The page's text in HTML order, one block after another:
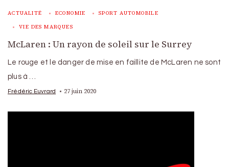
ACTUALITÉ ECONOMIE SPORT AUTOMOBILE
VIE DES MARQUES
McLaren : Un rayon de soleil sur le Surrey
Le rouge et le danger de mise en faillite de McLaren ne sont
plus à …
Frédéric Euvrard 27 juin 2020